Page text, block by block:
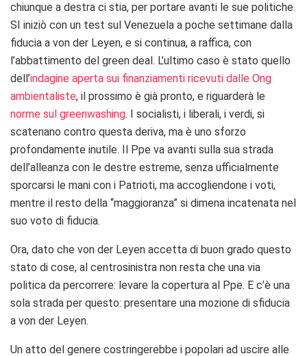
chiunque a destra ci stia, per portare avanti le sue politiche.
SI iniziò con un test sul Venezuela a poche settimane dalla
fiducia a von der Leyen, e si continua, a raffica, con
l’abbattimento del green deal. L’ultimo caso è stato quello
dell’indagine aperta sui finanziamenti ricevuti dalle Ong
ambientaliste, il prossimo è già pronto, e riguarderà le
norme sul greenwashing. I socialisti, i liberali, i verdi, si
scatenano contro questa deriva, ma è uno sforzo
profondamente inutile. Il Ppe va avanti sulla sua strada
dell’alleanza con le destre estreme, senza ufficialmente
sporcarsi le mani con i Patrioti, ma accogliendone i voti,
mentre il resto della “maggioranza” si dimena incatenata nel
suo voto di fiducia.
Ora, dato che von der Leyen accetta di buon grado questo
stato di cose, al centrosinistra non resta che una via
politica da percorrere: levare la copertura al Ppe. E c’è una
sola strada per questo: presentare una mozione di sfiducia
a von der Leyen.
Un atto del genere costringerebbe i popolari ad uscire alle